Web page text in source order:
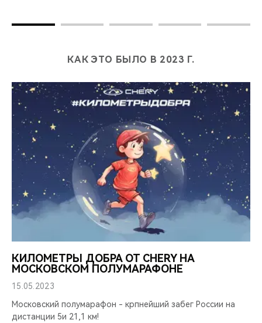
КАК ЭТО БЫЛО В 2023 Г.
КИЛОМЕТРЫ ДОБРА ОТ CHERY НА
МОСКОВСКОМ ПОЛУМАРАФОНЕ
15.05.2023
Московский полумарафон - крпнейший забег России на
дистанции 5и 21,1 км!